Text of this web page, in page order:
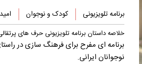
برنامه تلویزیونی کودک و نوجوان امید
خلاصه داستان برنامه تلویزیونی حرف های
برنامه ای مفرح برای فرهنگ سازی در
نوجوانان ایرانی.